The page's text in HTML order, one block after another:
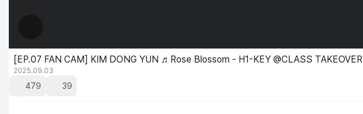
[EP.07 FAN CAM] KIM DONG YUN ♬Rose Blossom - H1-KEY @CLASS TAKEOVER
2025.09.03
479 39